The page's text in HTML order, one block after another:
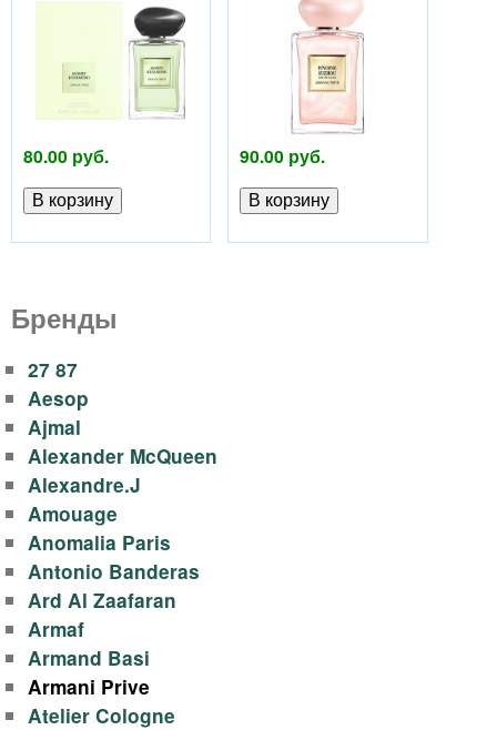
ф
ю
м
р
и
и
A
r
o
m
a
х
у
80.00 руб. 90.00 руб.
Бренды
27 87
Aesop
Ajmal
Alexander McQueen
Alexandre.J
Amouage
Anomalia Paris
Antonio Banderas
Ard Al Zaafaran
Armaf
Armand Basi
Armani Prive
Atelier Cologne